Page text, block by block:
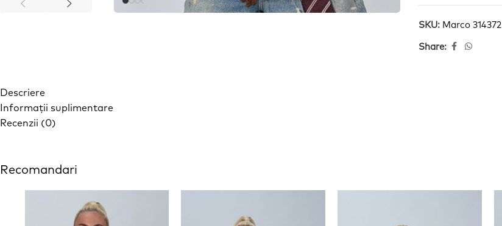
SKU: Marco 314372
Share:
Descriere
Informații suplimentare
Recenzii (0)
Recomandari